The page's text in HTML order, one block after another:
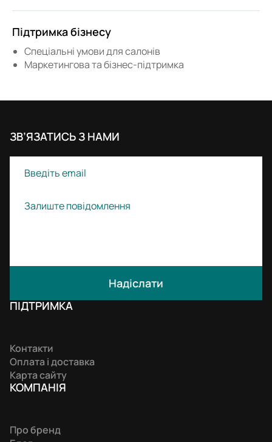
Підтримка бізнесу
Спеціальні умови для салонів
Маркетингова та бізнес-підтримка
ПІДТРИМКА
Контакти
Оплата і доставка
Карта сайту
КОМПАНIЯ
Про бренд
ЗВ’ЯЗАТИСЬ З НАМИ
Надіслати